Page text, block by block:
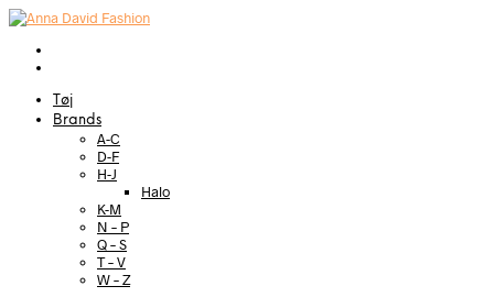
Tøj
Brands
A-C
D-F
H-J
Halo
K-M
N – P
Q – S
T – V
W – Z